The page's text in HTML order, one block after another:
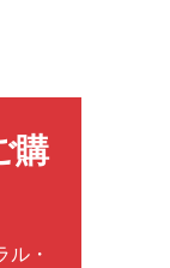
購
ル・